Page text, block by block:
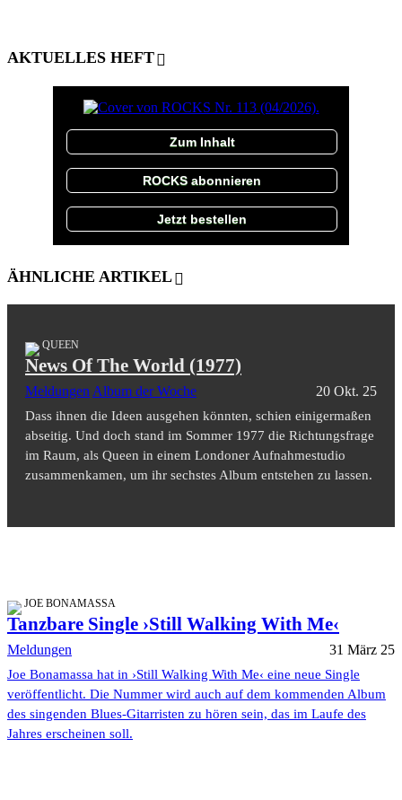
AKTUELLES HEFT
Zum Inhalt
ROCKS abonnieren
Jetzt bestellen
ÄHNLICHE ARTIKEL
QUEEN
News Of The World (1977)
MeldungenAlbum der Woche 20 Okt. 25
Dass ihnen die Ideen ausgehen könnten, schien einigermaßen
abseitig. Und doch stand im Sommer 1977 die Richtungsfrage
im Raum, als Queen in einem Londoner Aufnahmestudio
zusammenkamen, um ihr sechstes Album entstehen zu lassen.
JOE BONAMASSA
Tanzbare Single ›Still Walking With Me‹
Meldungen 31 März 25
Joe Bonamassa hat in ›Still Walking With Me‹ eine neue Single
veröffentlicht. Die Nummer wird auch auf dem kommenden Album
des singenden Blues-Gitarristen zu hören sein, das im Laufe des
Jahres erscheinen soll.